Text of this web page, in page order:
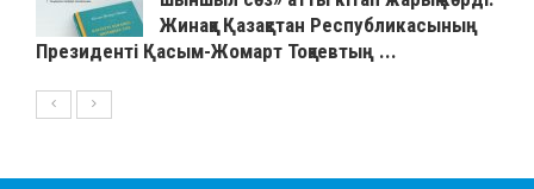
Жинаққа Қазақстан Республикасының
Президенті Қасым-Жомарт Тоқаевтың ...